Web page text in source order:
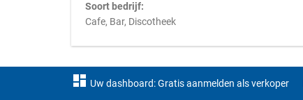
Soort bedrijf:
Cafe, Bar, Discotheek
dashboard Uw dashboard: Gratis aanmelden als verkoper